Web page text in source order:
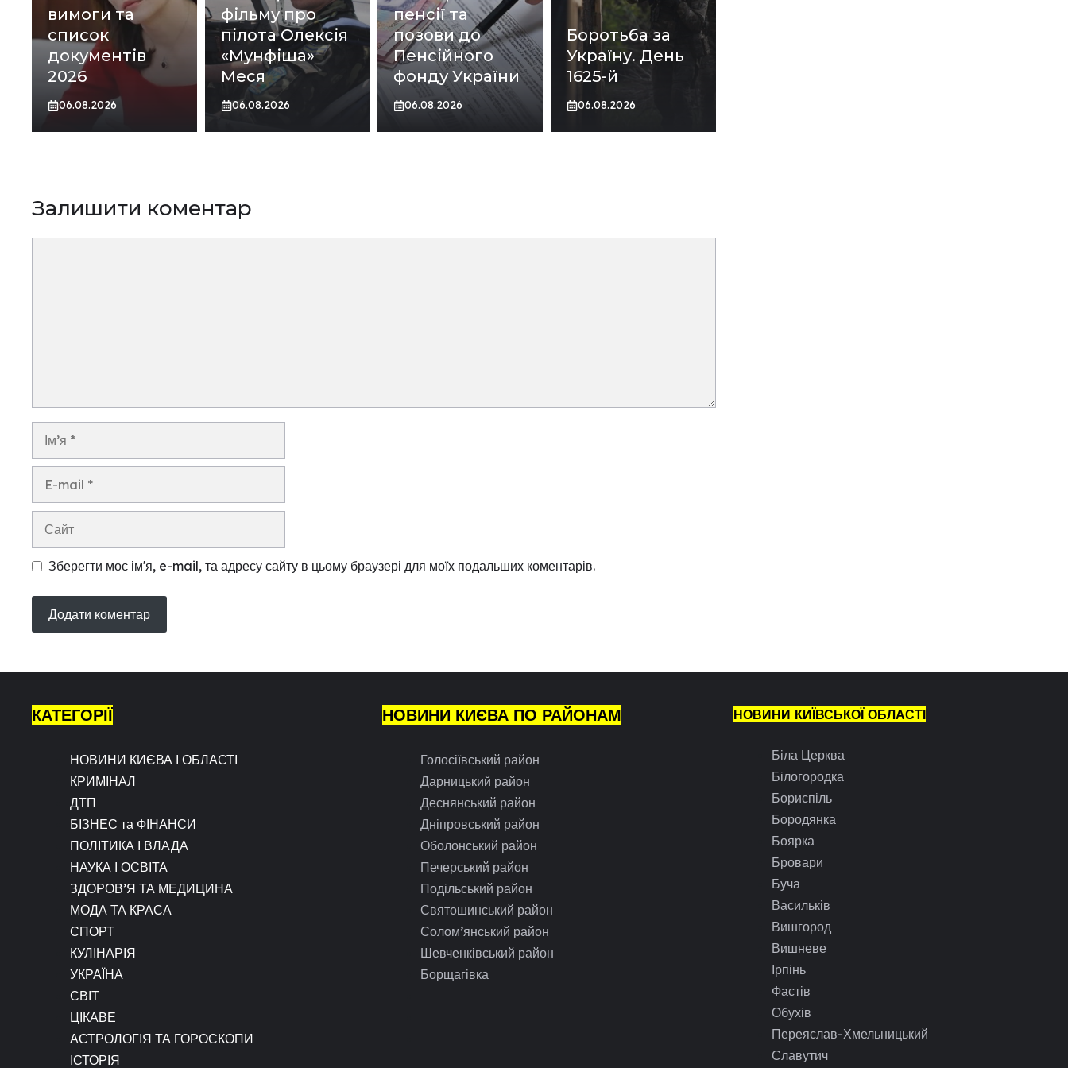
вимоги та
список
документів
2026
06.08.2026
фільму про
пілота Олексія
«Мунфіша»
Меся
06.08.2026
пенсії та
позови до
Пенсійного
фонду України
06.08.2026
Боротьба за
Україну. День
1625-й
06.08.2026
Залишити коментар
Ім’я
Сайт
Зберегти моє ім'я, e-mail, та адресу сайту в цьому браузері для моїх подальших коментарів.
КАТЕГОРІЇ
НОВИНИ КИЄВА І ОБЛАСТІ
КРИМІНАЛ
ДТП
БІЗНЕС та ФІНАНСИ
ПОЛІТИКА І ВЛАДА
НАУКА І ОСВІТА
ЗДОРОВ’Я ТА МЕДИЦИНА
МОДА ТА КРАСА
СПОРТ
КУЛІНАРІЯ
УКРАЇНА
СВІТ
ЦІКАВЕ
АСТРОЛОГІЯ ТА ГОРОСКОПИ
ІСТОРІЯ
НОВИНИ КИЄВА ПО РАЙОНАМ
Голосіївський район
Дарницький район
Деснянський район
Дніпровський район
Оболонський район
Печерський район
Подільський район
Святошинський район
Солом’янський район
Шевченківський район
Борщагівка
НОВИНИ КИЇВСЬКОЇ ОБЛАСТІ
Біла Церква
Білогородка
Бориспіль
Бородянка
Боярка
Бровари
Буча
Васильків
Вишгород
Вишневе
Ірпінь
Фастів
Обухів
Переяслав-Хмельницький
Славутич